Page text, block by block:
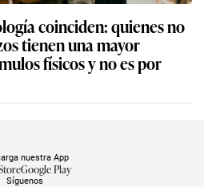
coinciden: quienes no
tienen una mayor
físicos y no es por
Síguenos
nuestra App
Google Play